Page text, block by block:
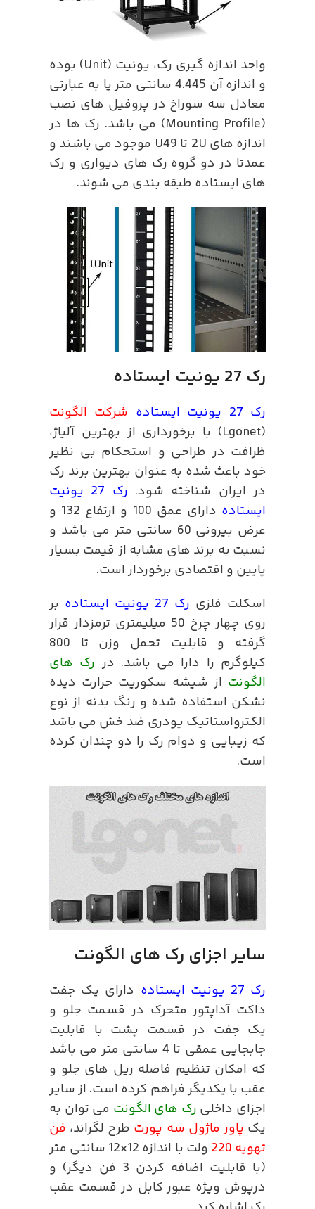
واحد اندازه گیری رک، یونیت (Unit) بوده
و اندازه آن 4.445 سانتی متر یا به عبارتی
معادل سه سوراخ در پروفیل های نصب
(Mounting Profile) می باشد. رک ها در
اندازه های 2U تا U49 موجود می باشند و
عمدتا در دو گروه رک های دیواری و رک
های ایستاده طبقه بندی می شوند.
رک 27 یونیت ایستاده
رک 27 یونیت ایستاده
شرکت الگونت
(Lgonet) با برخورداری از بهترین آلیاژ،
ظرافت در طراحی و استحکام بی نظیر
خود باعث شده به عنوان بهترین برند رک
در ایران شناخته شود.
رک 27 یونیت
ایستاده
دارای عمق 100 و ارتفاع 132 و
عرض بیرونی 60 سانتی متر می باشد و
نسبت به برند های مشابه از قیمت بسیار
پایین و اقتصادی برخوردار است.
اسکلت فلزی رک 27 یونیت ایستاده
بر
روی چهار چرخ 50 میلیمتری ترمزدار قرار
گرفته و قابلیت تحمل وزن تا 800
کیلوگرم را دارا می باشد. در رک های
الگونت از شیشه سکوریت حرارت دیده
نشکن استفاده شده و رنگ بدنه از نوع
الکترواستاتیک پودری ضد خش می باشد
که زیبایی و دوام رک را دو چندان کرده
است.
سایر اجزای رک های الگونت
رک 27 یونیت ایستاده
دارای یک جفت
داکت آداپتور متحرک در قسمت جلو و
یک جفت در قسمت پشت با قابلیت
جابجایی عمقی تا 4 سانتی متر می باشد
که امکان تنظیم فاصله ریل های جلو و
عقب با یکدیگر فراهم کرده است. از سایر
اجزای داخلی رک های الگونت می توان به
یک پاور ماژول سه پورت طرح لگراند، فن
تهویه 220
ولت با اندازه 12×12 سانتی متر
(با قابلیت اضافه کردن 3 فن دیگر) و
درپوش ویژه عبور کابل در قسمت عقب